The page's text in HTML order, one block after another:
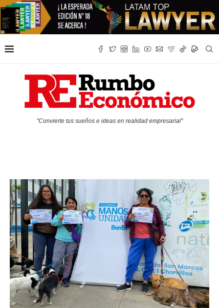
"Convierte tus sueños e ideas en realidad empresarial"